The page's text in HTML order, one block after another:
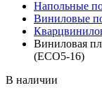
Напольные
Виниловые
Виниловая
(ЕСО5-16)
В наличии